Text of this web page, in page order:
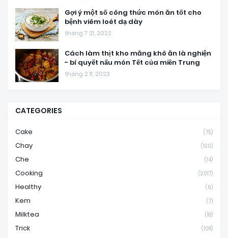
Gợi ý một số công thức món ăn tốt cho
bệnh viêm loét dạ dày
tháng 7 21, 2022
Cách làm thịt kho măng khô ăn là nghiện
- bí quyết nấu món Tết của miền Trung
tháng 2 11, 2023
CATEGORIES
Cake (75)
Chay (120)
Che (14)
Cooking (2017)
Healthy (6)
Kem (7)
Milktea (18)
Trick (108)